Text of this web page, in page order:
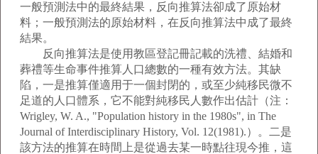
一般預測法中的最終結果，反向推算法卻成了原始材
料；一般預測法的原始材料，在反向推算法中成了最終
結果。
反向推算法是使用教區登記冊記載的洗禮、結婚和
葬禮等生命事件推算人口總數的一種有效方法。其缺
陷，一是推算僅適用于一個封閉的，或至少純移民微不
足道的人口體系，它不能對純移民人數作出估計（注：
Wrigley, W. A., "Population history in the 1980s", in The
Journal of Interdisciplinary History, Vol. 12(1981).）。二是
該方法的推算在時間上是從過去某一時點往現今推，這